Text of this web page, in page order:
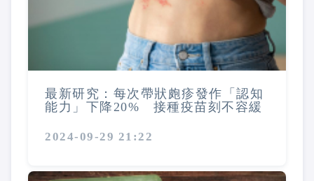
最新研究：每次帶狀皰疹發作「認知
能力」下降20% 接種疫苗刻不容緩
2024-09-29 21:22